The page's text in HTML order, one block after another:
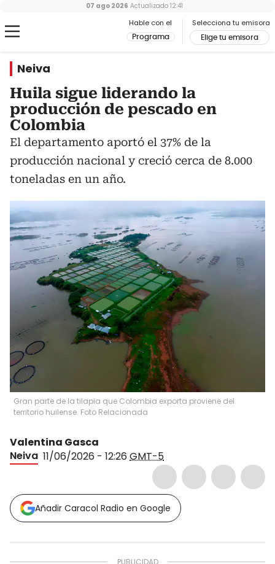
Hable con el
Programa
Selecciona tu emisora
Elige tu emisora
07 ago 2026 Actualizado 12:41
Neiva
Huila sigue liderando la
producción de pescado en
Colombia
El departamento aportó el 37% de la
producción nacional y creció cerca de 8.000
toneladas en un año.
Gran parte de la tilapia que Colombia exporta proviene del
territorio huilense. Foto Relacionada
Valentina Gasca
Neiva 11/06/2026 - 12:26 GMT-5
Añadir Caracol Radio en Google